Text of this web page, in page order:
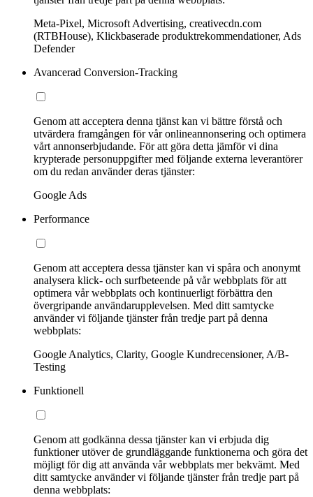
Meta-Pixel, Microsoft Advertising, creativecdn.com
(RTBHouse), Klickbaserade produktrekommendationer, Ads
Defender
Avancerad Conversion-Tracking
Genom att acceptera denna tjänst kan vi bättre förstå och
utvärdera framgången för vår onlineannonsering och optimera
vårt annonserbjudande. För att göra detta jämför vi dina
krypterade personuppgifter med följande externa leverantörer
om du redan använder deras tjänster:
Google Ads
Performance
Genom att acceptera dessa tjänster kan vi spåra och anonymt
analysera klick- och surfbeteende på vår webbplats för att
optimera vår webbplats och kontinuerligt förbättra den
övergripande användarupplevelsen. Med ditt samtycke
använder vi följande tjänster från tredje part på denna
webbplats:
Google Analytics, Clarity, Google Kundrecensioner, A/B-
Testing
Funktionell
Genom att godkänna dessa tjänster kan vi erbjuda dig
funktioner utöver de grundläggande funktionerna och göra det
möjligt för dig att använda vår webbplats mer bekvämt. Med
ditt samtycke använder vi följande tjänster från tredje part på
denna webbplats: